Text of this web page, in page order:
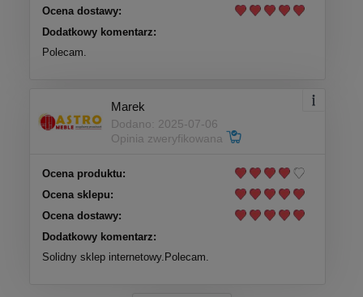
Ocena dostawy:
Dodatkowy komentarz:
Polecam.
Marek
Dodano: 2025-07-06
Opinia zweryfikowana
Ocena produktu:
Ocena sklepu:
Ocena dostawy:
Dodatkowy komentarz:
Solidny sklep internetowy.Polecam.